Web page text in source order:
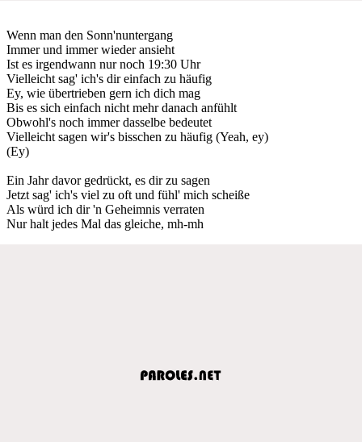
Wenn man den Sonn'nuntergang
Immer und immer wieder ansieht
Ist es irgendwann nur noch 19:30 Uhr
Vielleicht sag' ich's dir einfach zu häufig
Ey, wie übertrieben gern ich dich mag
Bis es sich einfach nicht mehr danach anfühlt
Obwohl's noch immer dasselbe bedeutet
Vielleicht sagen wir's bisschen zu häufig (Yeah, ey)
(Ey)
Ein Jahr davor gedrückt, es dir zu sagen
Jetzt sag' ich's viel zu oft und fühl' mich scheiße
Als würd ich dir 'n Geheimnis verraten
Nur halt jedes Mal das gleiche, mh-mh